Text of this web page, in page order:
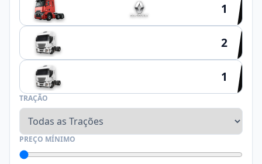
1
2
1
TRAÇÃO
PREÇO MÍNIMO